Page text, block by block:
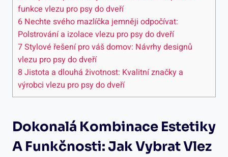
funkce vlezu pro psy do dveří
6 Nechte svého mazlíčka jemněji odpočívat:
Polstrování a izolace vlezu pro psy do dveří
7Stylové řešení pro váš domov: Návrhy designů
vlezu pro psy do dveří
8Jistota a dlouhá životnost: Kvalitní značky a
výrobci vlezu pro psy do dveří
Dokonalá Kombinace Estetiky
A Funkčnosti: Jak Vybrat Vlez